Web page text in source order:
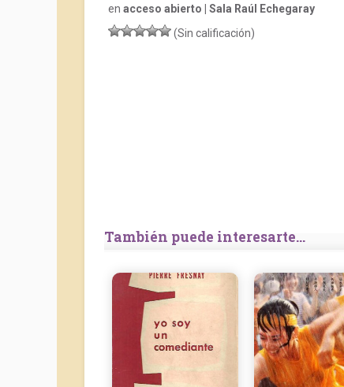
en acceso abierto | Sala Raúl Echegaray
(Sin calificación)
También puede interesarte...